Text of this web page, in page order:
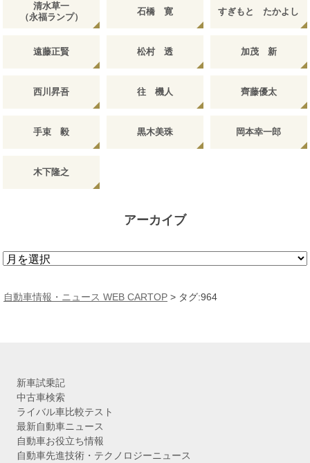
清水草一
（永福ランプ）
石橋 寛 すぎもと たかよし
遠藤正賢 松村 透 加茂 新
西川昇吾 往 機人 齊藤優太
手束 毅 黒木美珠 岡本幸一郎
木下隆之
アーカイブ
ア
カ
自動車情報・ニュース WEB CARTOP > タグ:964
新車試乗記
中古車検索
ライバル車比較テスト
最新自動車ニュース
自動車お役立ち情報
自動車先進技術・テクノロジーニュース